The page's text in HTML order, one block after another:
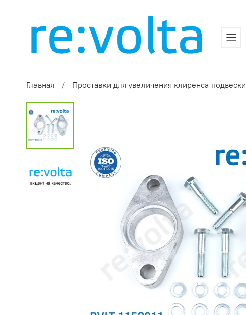
Главная Проставки для увеличения клиренса подвески